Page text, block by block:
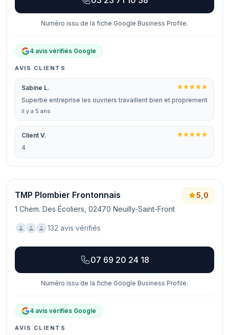
Numéro issu de la fiche Google Business Profile.
4 avis vérifiés Google
AVIS CLIENTS
Sabine L.
Superbe entreprise les ouvriers travaillent bien et proprement
il y a 5 ans
Client V.
4
TMP Plombier Frontonnais
1 Chem. Des Écoliers, 02470 Neuilly-Saint-Front
5,0
132 avis vérifiés
07 69 20 24 18
Numéro issu de la fiche Google Business Profile.
4 avis vérifiés Google
AVIS CLIENTS